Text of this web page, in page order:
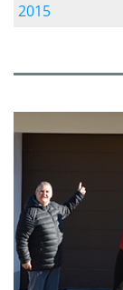
2015